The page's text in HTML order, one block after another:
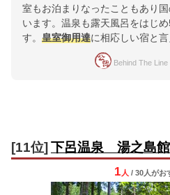
室もお泊まりなったこともあり
います。温泉も露天風呂をはじ
す。 皇室御用達に相応しい宿と言
Behind The
[11位] 下呂温泉 湯之島館
1 人 / 30人がお